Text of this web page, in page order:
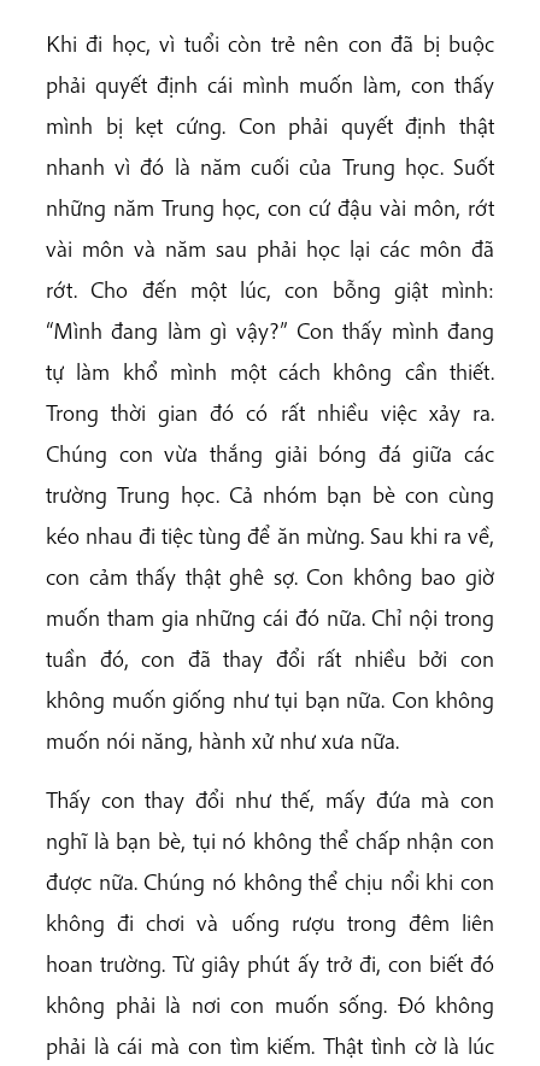
Khi đi học, vì tuổi còn trẻ nên con đã bị buộc
phải quyết định cái mình muốn làm, con thấy
mình bị kẹt cứng. Con phải quyết định thật
nhanh vì đó là năm cuối của Trung học. Suốt
những năm Trung học, con cứ đậu vài môn, rớt
vài môn và năm sau phải học lại các môn đã
rớt. Cho đến một lúc, con bỗng giật mình:
“Mình đang làm gì vậy?” Con thấy mình đang
tự làm khổ mình một cách không cần thiết.
Trong thời gian đó có rất nhiều việc xảy ra.
Chúng con vừa thắng giải bóng đá giữa các
trường Trung học. Cả nhóm bạn bè con cùng
kéo nhau đi tiệc tùng để ăn mừng. Sau khi ra về,
con cảm thấy thật ghê sợ. Con không bao giờ
muốn tham gia những cái đó nữa. Chỉ nội trong
tuần đó, con đã thay đổi rất nhiều bởi con
không muốn giống như tụi bạn nữa. Con không
muốn nói năng, hành xử như xưa nữa.
Thấy con thay đổi như thế, mấy đứa mà con
nghĩ là bạn bè, tụi nó không thể chấp nhận con
được nữa. Chúng nó không thể chịu nổi khi con
không đi chơi và uống rượu trong đêm liên
hoan trường. Từ giây phút ấy trở đi, con biết đó
không phải là nơi con muốn sống. Đó không
phải là cái mà con tìm kiếm. Thật tình cờ là lúc